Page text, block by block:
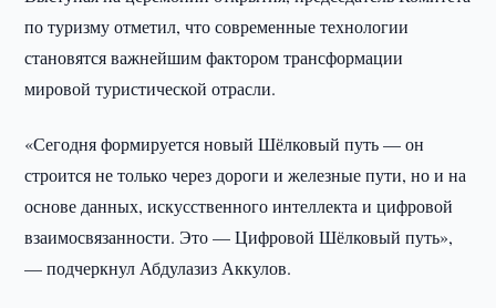
по туризму отметил, что современные технологии
становятся важнейшим фактором трансформации
мировой туристической отрасли.
«Сегодня формируется новый Шёлковый путь — он
строится не только через дороги и железные пути, но и на
основе данных, искусственного интеллекта и цифровой
взаимосвязанности. Это — Цифровой Шёлковый путь»,
— подчеркнул Абдулазиз Аккулов.